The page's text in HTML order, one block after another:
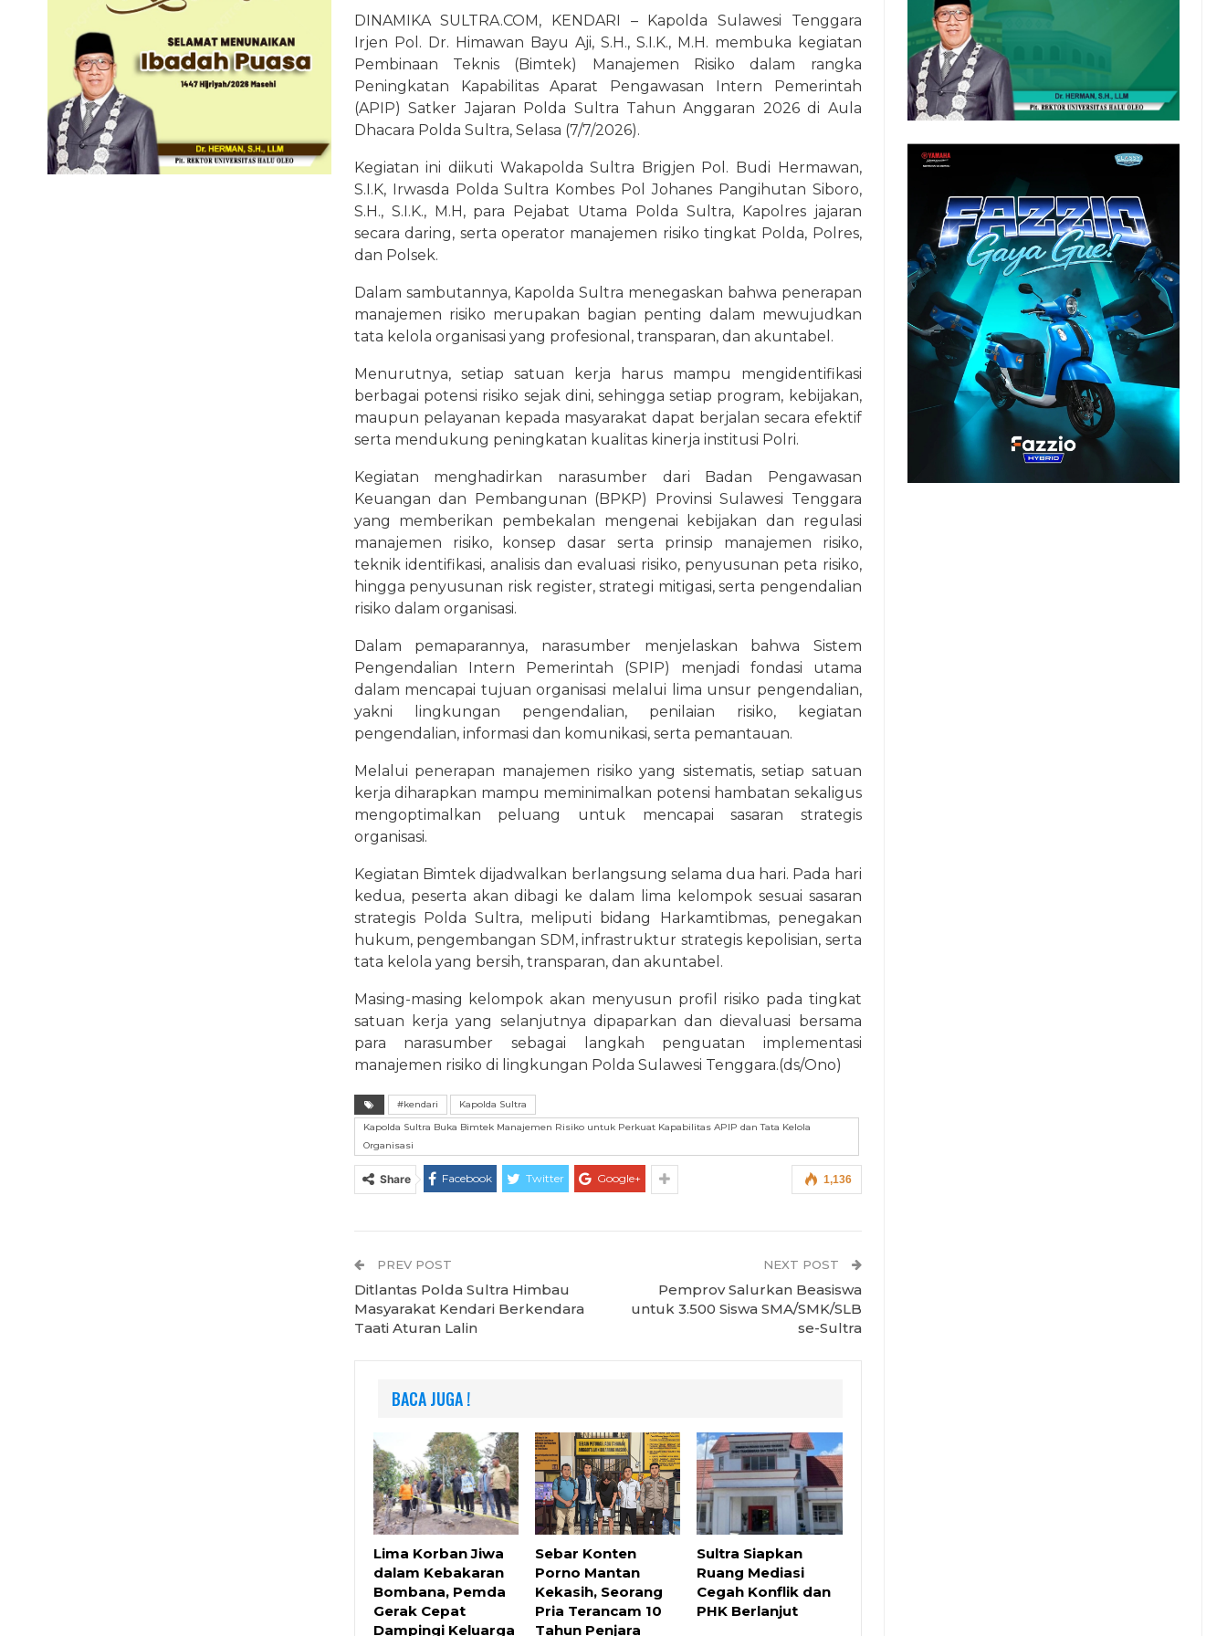
DINAMIKA SULTRA.COM, KENDARI – Kapolda Sulawesi Tenggara
Irjen Pol. Dr. Himawan Bayu Aji, S.H., S.I.K., M.H. membuka kegiatan
Pembinaan Teknis (Bimtek) Manajemen Risiko dalam rangka
Peningkatan Kapabilitas Aparat Pengawasan Intern Pemerintah
(APIP) Satker Jajaran Polda Sultra Tahun Anggaran 2026 di Aula
Dhacara Polda Sultra, Selasa (7/7/2026).
Kegiatan ini diikuti Wakapolda Sultra Brigjen Pol. Budi Hermawan,
S.I.K, Irwasda Polda Sultra Kombes Pol Johanes Pangihutan Siboro,
S.H., S.I.K., M.H, para Pejabat Utama Polda Sultra, Kapolres jajaran
secara daring, serta operator manajemen risiko tingkat Polda, Polres,
dan Polsek.
Dalam sambutannya, Kapolda Sultra menegaskan bahwa penerapan
manajemen risiko merupakan bagian penting dalam mewujudkan
tata kelola organisasi yang profesional, transparan, dan akuntabel.
Menurutnya, setiap satuan kerja harus mampu mengidentifikasi
berbagai potensi risiko sejak dini, sehingga setiap program, kebijakan,
maupun pelayanan kepada masyarakat dapat berjalan secara efektif
serta mendukung peningkatan kualitas kinerja institusi Polri.
Kegiatan menghadirkan narasumber dari Badan Pengawasan
Keuangan dan Pembangunan (BPKP) Provinsi Sulawesi Tenggara
yang memberikan pembekalan mengenai kebijakan dan regulasi
manajemen risiko, konsep dasar serta prinsip manajemen risiko,
teknik identifikasi, analisis dan evaluasi risiko, penyusunan peta risiko,
hingga penyusunan risk register, strategi mitigasi, serta pengendalian
risiko dalam organisasi.
Dalam pemaparannya, narasumber menjelaskan bahwa Sistem
Pengendalian Intern Pemerintah (SPIP) menjadi fondasi utama
dalam mencapai tujuan organisasi melalui lima unsur pengendalian,
yakni lingkungan pengendalian, penilaian risiko, kegiatan
pengendalian, informasi dan komunikasi, serta pemantauan.
Melalui penerapan manajemen risiko yang sistematis, setiap satuan
kerja diharapkan mampu meminimalkan potensi hambatan sekaligus
mengoptimalkan peluang untuk mencapai sasaran strategis
organisasi.
Kegiatan Bimtek dijadwalkan berlangsung selama dua hari. Pada hari
kedua, peserta akan dibagi ke dalam lima kelompok sesuai sasaran
strategis Polda Sultra, meliputi bidang Harkamtibmas, penegakan
hukum, pengembangan SDM, infrastruktur strategis kepolisian, serta
tata kelola yang bersih, transparan, dan akuntabel.
Masing-masing kelompok akan menyusun profil risiko pada tingkat
satuan kerja yang selanjutnya dipaparkan dan dievaluasi bersama
para narasumber sebagai langkah penguatan implementasi
manajemen risiko di lingkungan Polda Sulawesi Tenggara.(ds/Ono)
#kendari
Kapolda Sultra
Kapolda Sultra Buka Bimtek Manajemen Risiko untuk Perkuat Kapabilitas APIP dan Tata Kelola
Organisasi
1,136
Share Facebook Twitter Google+
PREV POST
Ditlantas Polda Sultra Himbau
Masyarakat Kendari Berkendara
Taati Aturan Lalin
NEXT POST
Pemprov Salurkan Beasiswa
untuk 3.500 Siswa SMA/SMK/SLB
se-Sultra
BACA JUGA !
Lima Korban Jiwa
dalam Kebakaran
Bombana, Pemda
Gerak Cepat
Dampingi Keluarga
Sebar Konten
Porno Mantan
Kekasih, Seorang
Pria Terancam 10
Tahun Penjara
Sultra Siapkan
Ruang Mediasi
Cegah Konflik dan
PHK Berlanjut